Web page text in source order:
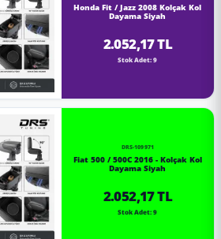
Honda Fit / Jazz 2008 Kolçak Kol
Dayama Siyah
2.052,17 TL
Stok Adet: 9
DRS-109971
Fiat 500 / 500C 2016 - Kolçak Kol
Dayama Siyah
2.052,17 TL
Stok Adet: 9